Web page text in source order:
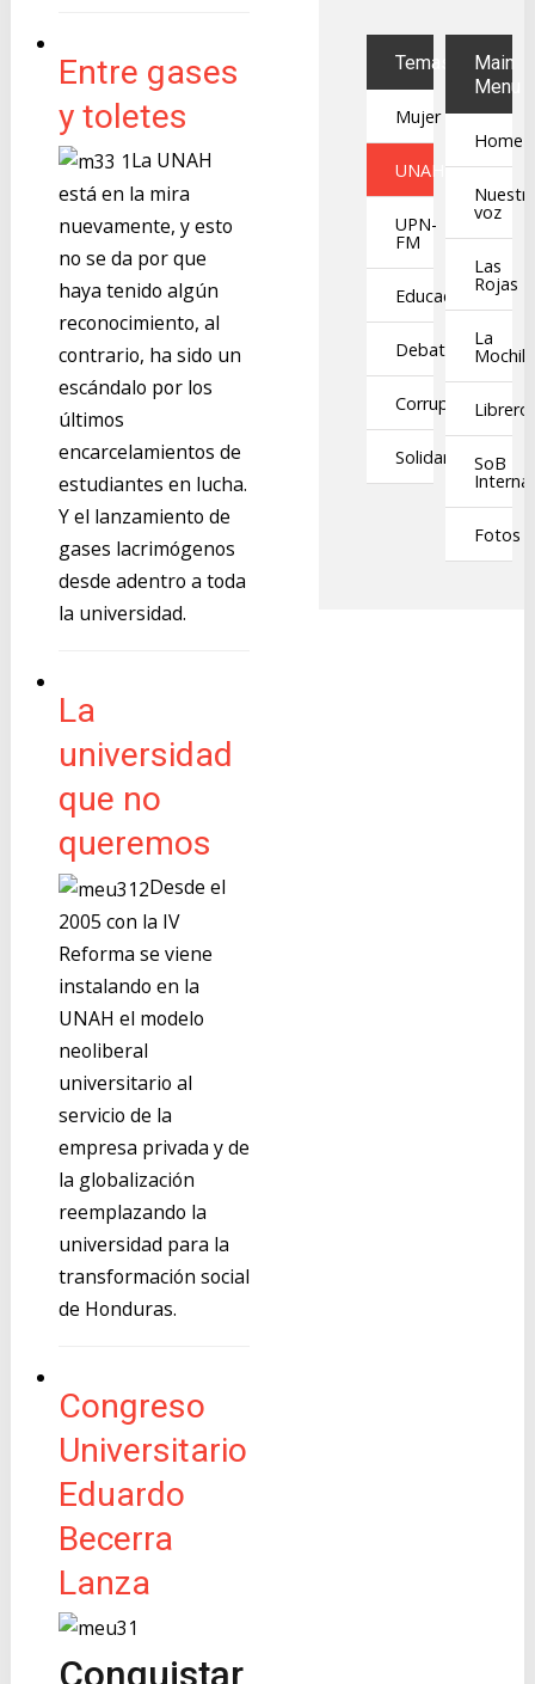
Entre gases
y toletes
La UNAH
está en la mira
nuevamente, y esto
no se da por que
haya tenido algún
reconocimiento, al
contrario, ha sido un
escándalo por los
últimos
encarcelamientos de
estudiantes en lucha.
Y el lanzamiento de
gases lacrimógenos
desde adentro a toda
la universidad.
La
universidad
que no
queremos
Desde el
2005 con la IV
Reforma se viene
instalando en la
UNAH el modelo
neoliberal
universitario al
servicio de la
empresa privada y de
la globalización
reemplazando la
universidad para la
transformación social
de Honduras.
Congreso
Universitario
Eduardo
Becerra
Lanza
Conquistar
Temas
Mujer
UNAH
UPN-
FM
Educación
Debates
Corrupción
Solidaridad
Main
Menu
Home
voz
Las
Rojas
La
Mochila
Librero
SoB
Fotos